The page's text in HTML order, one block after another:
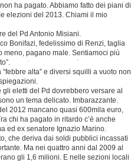
ha pagato. Abbiamo fatto dei piani di
elezioni del 2013. Chiami il mio
del Pd Antonio Misiani.
Bonifazi, fedelissimo di Renzi, taglia
meno, pagano male. Sentiamoci più
alta” e diversi squilli a vuoto non
gli eletti del Pd dovrebbero versare al
un tema delicato. Imbarazzante.
2012 mancano quasi 600mila euro,
chi ha pagato in ritardo c’è anche
ed ex senatore Ignazio Marino.
che deriva dai soldi pubblici incassati
Ma nei quattro anni dal 2009 al
gli 1,6 milioni. E nelle sezioni locali